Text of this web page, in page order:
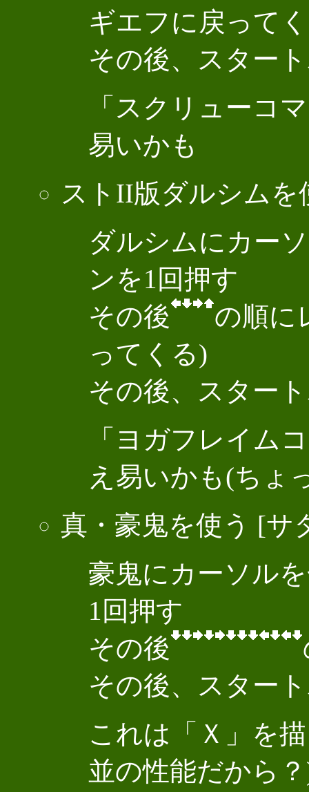
ギエフに戻って
その後、スター
「スクリューコ
易いかも
ストII版ダルシムを
ダルシムにカー
ンを1回押す
その後
の順に
ってくる)
その後、スター
「ヨガフレイム
え易いかも(ちょ
真・豪鬼を使う [サ
豪鬼にカーソル
1回押す
その後
その後、スター
これは「Ｘ」を
並の性能だから